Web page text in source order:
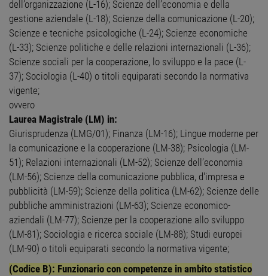
dell’organizzazione (L-16); Scienze dell’economia e della
gestione aziendale (L-18); Scienze della comunicazione (L-20);
Scienze e tecniche psicologiche (L-24); Scienze economiche
(L-33); Scienze politiche e delle relazioni internazionali (L-36);
Scienze sociali per la cooperazione, lo sviluppo e la pace (L-
37); Sociologia (L-40) o titoli equiparati secondo la normativa
vigente;
ovvero
Laurea Magistrale (LM) in:
Giurisprudenza (LMG/01); Finanza (LM-16); Lingue moderne per
la comunicazione e la cooperazione (LM-38); Psicologia (LM-
51); Relazioni internazionali (LM-52); Scienze dell’economia
(LM-56); Scienze della comunicazione pubblica, d'impresa e
pubblicità (LM-59); Scienze della politica (LM-62); Scienze delle
pubbliche amministrazioni (LM-63); Scienze economico-
aziendali (LM-77); Scienze per la cooperazione allo sviluppo
(LM-81); Sociologia e ricerca sociale (LM-88); Studi europei
(LM-90) o titoli equiparati secondo la normativa vigente;
(Codice B): Funzionario con competenze in ambito statistico